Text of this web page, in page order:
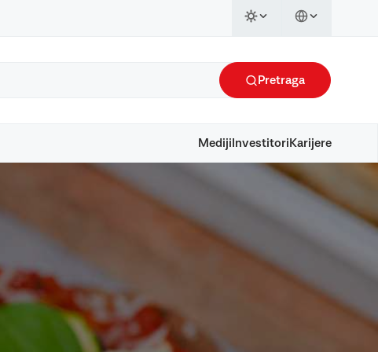
Pretraga
Mediji Investitori Karijere